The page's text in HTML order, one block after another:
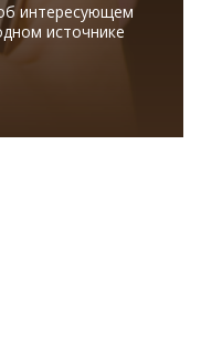
интересующем
источнике